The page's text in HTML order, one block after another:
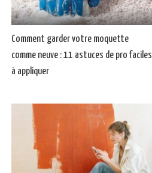
Comment garder votre moquette
comme neuve : 11 astuces de pro faciles
à appliquer